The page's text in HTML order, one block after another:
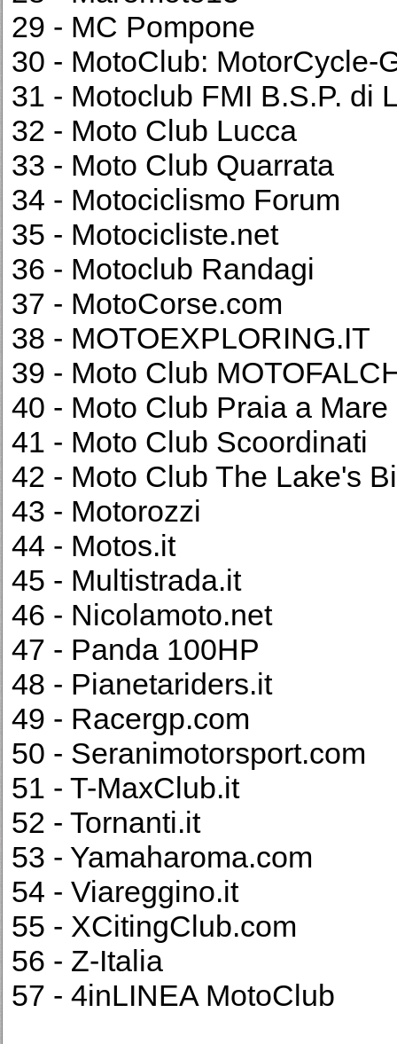
29 - MC Pompone
30 - MotoClub: MotorCycle-
31 - Motoclub FMI B.S.P. di
32 - Moto Club Lucca
33 - Moto Club Quarrata
34 - Motociclismo Forum
35 - Motocicliste.net
36 - Motoclub Randagi
37 - MotoCorse.com
38 - MOTOEXPLORING.IT
39 - Moto Club
40 - Moto Club Praia a Mare
41 - Moto Club Scoordinati
42 - Moto Club The Lake's
43 - Motorozzi
44 - Motos.it
45 - Multistrada.it
46 - Nicolamoto.net
47 - Panda 100HP
48 - Pianetariders.it
49 - Racergp.com
50 - Seranimotorsport.com
51 - T-MaxClub.it
52 - Tornanti.it
53 - Yamaharoma.com
54 - Viareggino.it
55 - XCitingClub.com
56 - Z-Italia
57 - 4inLINEA MotoClub